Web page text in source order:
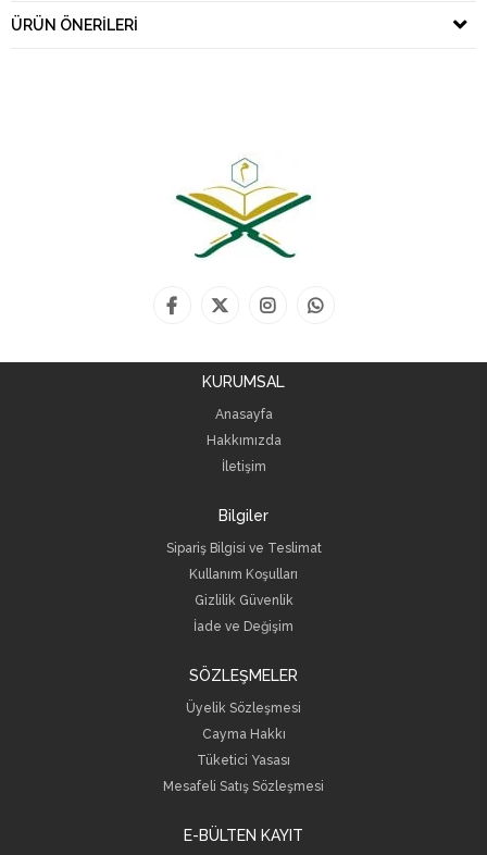
ÜRÜN ÖNERILERI
KURUMSAL
Anasayfa
Hakkımızda
İletişim
Bilgiler
Sipariş Bilgisi ve Teslimat
Kullanım Koşulları
Gizlilik Güvenlik
İade ve Değişim
SÖZLEŞMELER
Üyelik Sözleşmesi
Cayma Hakkı
Tüketici Yasası
Mesafeli Satış Sözleşmesi
E-BÜLTEN KAYIT